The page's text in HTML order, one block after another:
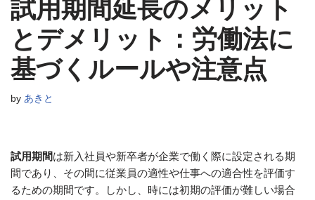
試用期間延長のメリット
とデメリット：労働法に
基づくルールや注意点
by あきと
試用期間は新入社員や新卒者が企業で働く際に設定される期
間であり、その間に従業員の適性や仕事への適合性を評価す
るための期間です。しかし、時には初期の評価が難しい場合